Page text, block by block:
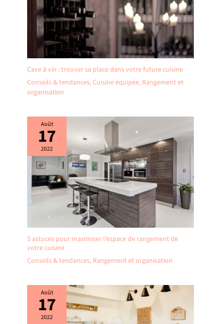
Cave à vin : trouver sa place dans votre future cuisine
Conseils & tendances,Cuisine équipée, Rangement et
organisation
Août
17
2022
5 astuces pour maximiser l’espace de rangement de
votre cuisine
Conseils & tendances, Rangement et organisation
Août
17
2022